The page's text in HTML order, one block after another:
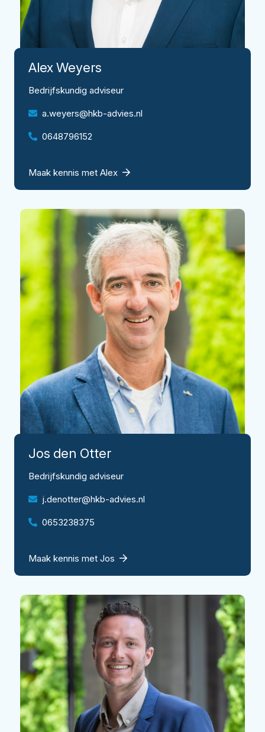
AlexWeyers
Bedrijfskundig adviseur
a.weyers@hkb-advies.nl
0648796152
Maak kennis met Alex
Jos den Otter
Bedrijfskundig adviseur
j.denotter@hkb-advies.nl
0653238375
Maak kennis met Jos